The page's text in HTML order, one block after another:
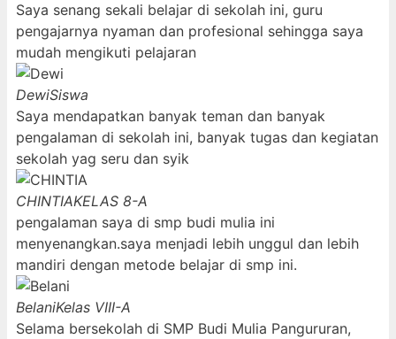
Saya senang sekali belajar di sekolah ini, guru
pengajarnya nyaman dan profesional sehingga saya
mudah mengikuti pelajaran
DewiSiswa
Saya mendapatkan banyak teman dan banyak
pengalaman di sekolah ini, banyak tugas dan kegiatan
sekolah yag seru dan syik
CHINTIAKELAS 8-A
pengalaman saya di smp budi mulia ini
menyenangkan.saya menjadi lebih unggul dan lebih
mandiri dengan metode belajar di smp ini.
BelaniKelas VIII-A
Selama bersekolah di SMP Budi Mulia Pangururan,